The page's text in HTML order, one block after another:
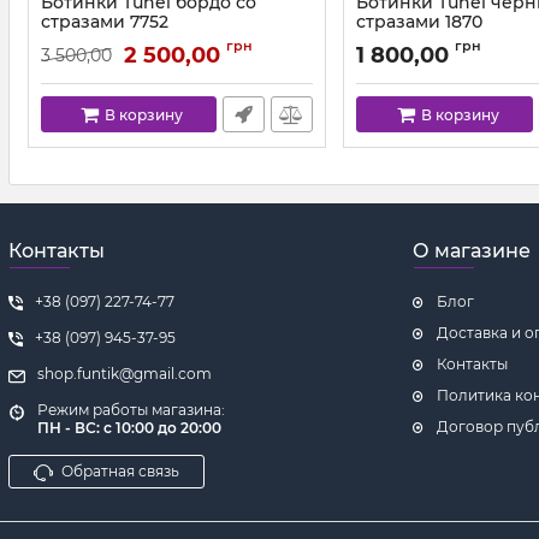
стразами 7752
Артикул: 775,2(31-37) дев
3 500,00 2 500,00 грн
В корзину
стразами 1870
Артикул: 1870-403(31-37)
1 800,00 грн
В корзину
Контакты
+38 (097) 227-74-77
+38 (097) 945-37-95
shop.funtik@gmail.com
Режим работы магазина:
ПН - ВС: с 10:00 до 20:00
Обратная связь
О магазине
Блог
Доставка и
Контакты
Политика
Договор